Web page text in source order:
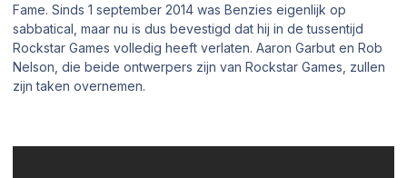
Fame. Sinds 1 september 2014 was Benzies eigenlijk op
sabbatical, maar nu is dus bevestigd dat hij in de tussentijd
Rockstar Games volledig heeft verlaten. Aaron Garbut en Rob
Nelson, die beide ontwerpers zijn van Rockstar Games, zullen
zijn taken overnemen.